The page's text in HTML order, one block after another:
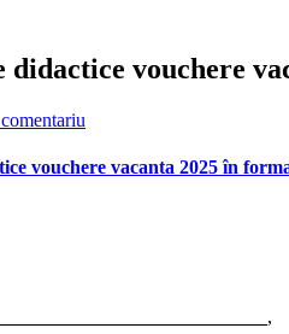
vouchere
vouchere vacanta 2025 în
,